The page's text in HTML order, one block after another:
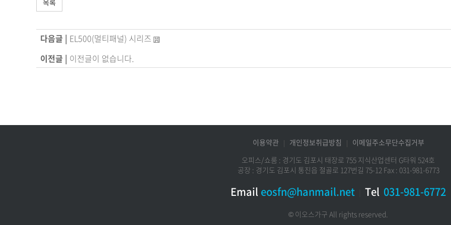
목록
다음글 | EL500(멀티패널) 시리즈
이전글 | 이전글이 없습니다.
이용약관 개인정보취급방침
이메일주소무단수집거부
오피스/쇼룸 : 경기도 김포시 태장로 755 지식산업센터 G타워 524호
공장 : 경기도 김포시 통진읍 절골로 127번길 75-12 Fax : 031-981-6773
Email eosfn@hanmail.net Tel 031-981-6772
© 이오스가구 All rights reserved.